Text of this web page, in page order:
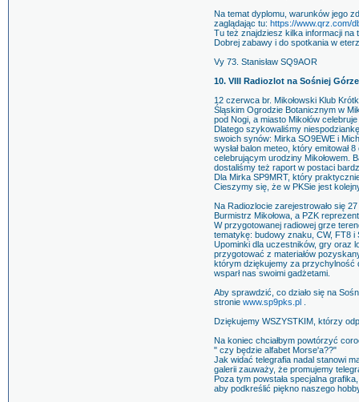
Na temat dyplomu, warunków jego
zaglądając tu: https://www.qrz.com/
Tu też znajdziesz kilka informacji na
Dobrej zabawy i do spotkania w
Vy 73. Stanisław SQ9AOR
10. VIII Radiozlot na Sośniej
12 czerwca br. Mikołowski Klub
Śląskim Ogrodzie Botanicznym w
pod Nogi, a miasto Mikołów
Dlatego szykowaliśmy
swoich synów: Mirka SO9EWE i
wysłał balon meteo, który
celebrującym urodziny Mikołowem.
dostaliśmy też raport w postaci
Dla Mirka SP9MRT, który
Cieszymy się, że w PKSie jest
Na Radiozlocie zarejestrowało się
Burmistrz Mikołowa, a PZK
W przygotowanej radiowej grze
tematykę: budowy znaku, CW, FT8 i
Upominki dla uczestników, gry oraz
przygotować z materiałów
którym dziękujemy za przychylność
wsparł nas swoimi gadżetami.
Aby sprawdzić, co działo się na
stronie www.sp9pks.pl
Dziękujemy WSZYSTKIM, którzy
Na koniec chciałbym powtórzyć
" czy będzie alfabet Morse'a??"
Jak widać telegrafia nadal stanowi
galerii zauważy, że promujemy
Poza tym powstała specjalna
aby podkreślić piękno naszego